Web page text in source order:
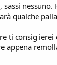
sassi
qualche
ti
appena